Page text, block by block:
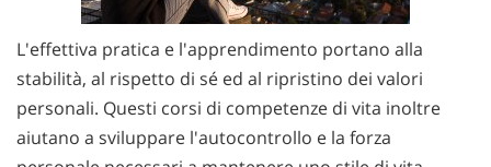
L'effettiva pratica e l'apprendimento portano alla
stabilità, al rispetto di sé ed al ripristino dei valori
personali. Questi corsi di competenze di vita inoltre
aiutano a sviluppare l'autocontrollo e la forza